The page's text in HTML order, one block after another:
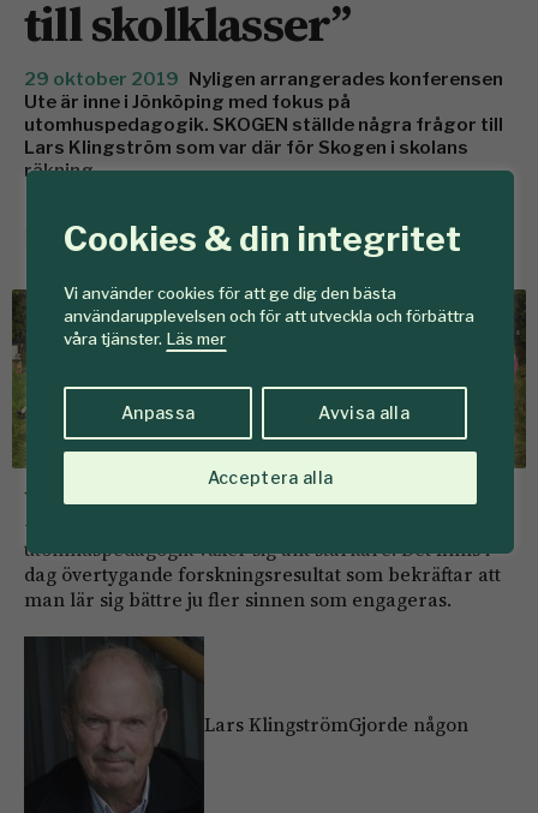
Cookies & din integritet
Vi använder cookies för att ge dig den bästa
användarupplevelsen och för att utveckla och förbättra
våra tjänster. Läs mer
Anpassa Avvisa alla
Acceptera alla
till skolklasser”
29 oktober 2019 Nyligen arrangerades konferensen
Ute är inne i Jönköping med fokus på
utomhuspedagogik. SKOGEN ställde några frågor till
Lars Klingström som var där för Skogen i skolans
räkning.
Karin Lepikko
Reporter
Vad tyckte du om konferensen?
– Det var fantastiskt roligt att se att intresset för
utomhuspedagogik växer sig allt starkare. Det finns i
dag övertygande forskningsresultat som bekräftar att
man lär sig bättre ju fler sinnen som engageras.
Lars KlingströmGjorde någon